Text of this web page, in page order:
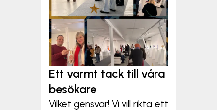
Ett varmt tack till våra
besökare
Vilket gensvar! Vi vill rikta ett